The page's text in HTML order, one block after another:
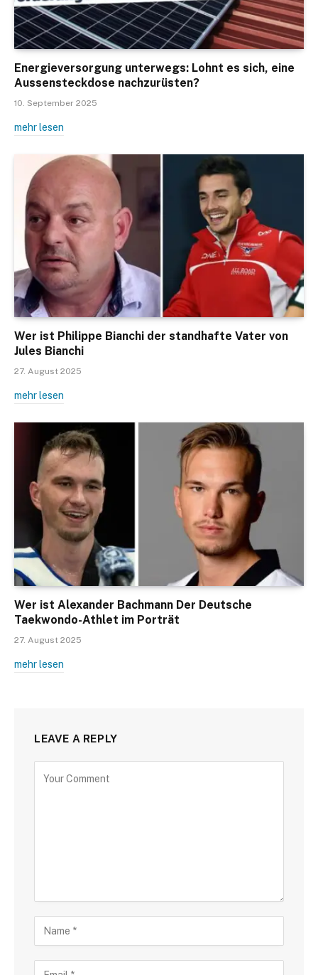
Energieversorgung unterwegs: Lohnt es sich, eine
Aussensteckdose nachzurüsten?
10. September 2025
mehr lesen
Wer ist Philippe Bianchi der standhafte Vater von
Jules Bianchi
27. August 2025
mehr lesen
Wer ist Alexander Bachmann Der Deutsche
Taekwondo-Athlet im Porträt
27. August 2025
mehr lesen
LEAVE A REPLY